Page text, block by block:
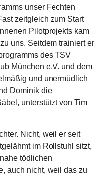
unser Fechten
zeitgleich zum Start
Pilotprojekts kam
uns. Seitdem trainiert er
des TSV
München e.V. und dem
und unermüdlich
Dominik die
unterstützt von Tim
Nicht, weil er seit
im Rollstuhl sitzt,
tödlichen
auch nicht, weil das zu